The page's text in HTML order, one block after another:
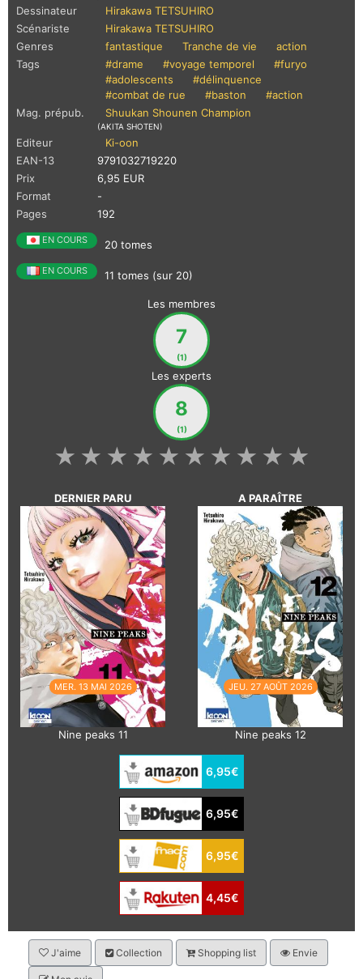
Dessinateur
Hirakawa TETSUHIRO
Scénariste
Hirakawa TETSUHIRO
Genres
fantastique Tranche de vie
action
Tags
#drame #voyage temporel
#furyo
#adolescents
#délinquence
#combat de rue
#baston
#action
Mag. prépub.
Shuukan Shounen Champion
(AKITA SHOTEN)
Editeur
Ki-oon
EAN-13
9791032719220
Prix
6,95 EUR
Format
-
Pages
192
EN COURS 20 tomes
EN COURS 11 tomes (sur 20)
Les membres
7
(1)
Les experts
8
(1)
★
★
★
★
★
★
★
★
★
★
DERNIER PARU
MER. 13 MAI 2026
Nine peaks 11
A PARAÎTRE
JEU. 27 AOÛT 2026
Nine peaks 12
6,95€
6,95€
6,95€
4,45€
J'aime Collection Shopping list Envie